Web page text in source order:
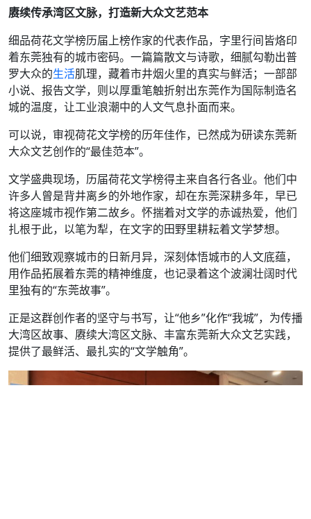
赓续传承湾区文脉，打造新大众文艺范本
细品荷花文学榜历届上榜作家的代表作品，字里行间皆烙印
着东莞独有的城市密码。一篇篇散文与诗歌，细腻勾勒出普
罗大众的生活肌理，藏着市井烟火里的真实与鲜活；一部部
小说、报告文学，则以厚重笔触折射出东莞作为国际制造名
城的温度，让工业浪潮中的人文气息扑面而来。
可以说，审视荷花文学榜的历年佳作，已然成为研读东莞新
大众文艺创作的“最佳范本”。
文学盛典现场，历届荷花文学榜得主来自各行各业。他们中
许多人曾是背井离乡的外地作家，却在东莞深耕多年，早已
将这座城市视作第二故乡。怀揣着对文学的赤诚热爱，他们
扎根于此，以笔为犁，在文字的田野里耕耘着文学梦想。
他们细致观察城市的日新月异，深刻体悟城市的人文底蕴，
用作品拓展着东莞的精神维度，也记录着这个波澜壮阔时代
里独有的“东莞故事”。
正是这群创作者的坚守与书写，让“他乡”化作“我城”，为传播
大湾区故事、赓续大湾区文脉、丰富东莞新大众文艺实践，
提供了最鲜活、最扎实的“文学触角”。